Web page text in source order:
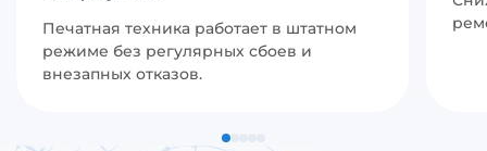
Печатная техника работает в штатном
режиме без регулярных сбоев и
внезапных отказов.